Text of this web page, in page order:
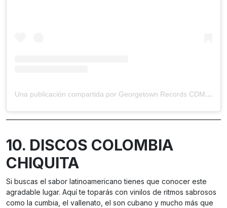
Una publicación compartida por Georgetown Records CDMX (@georgetown_records_cdmx)
10. DISCOS COLOMBIA
CHIQUITA
Si buscas el sabor latinoamericano tienes que conocer este
agradable lugar. Aquí te toparás con vinilos de ritmos sabrosos
como la cumbia, el vallenato, el son cubano y mucho más que